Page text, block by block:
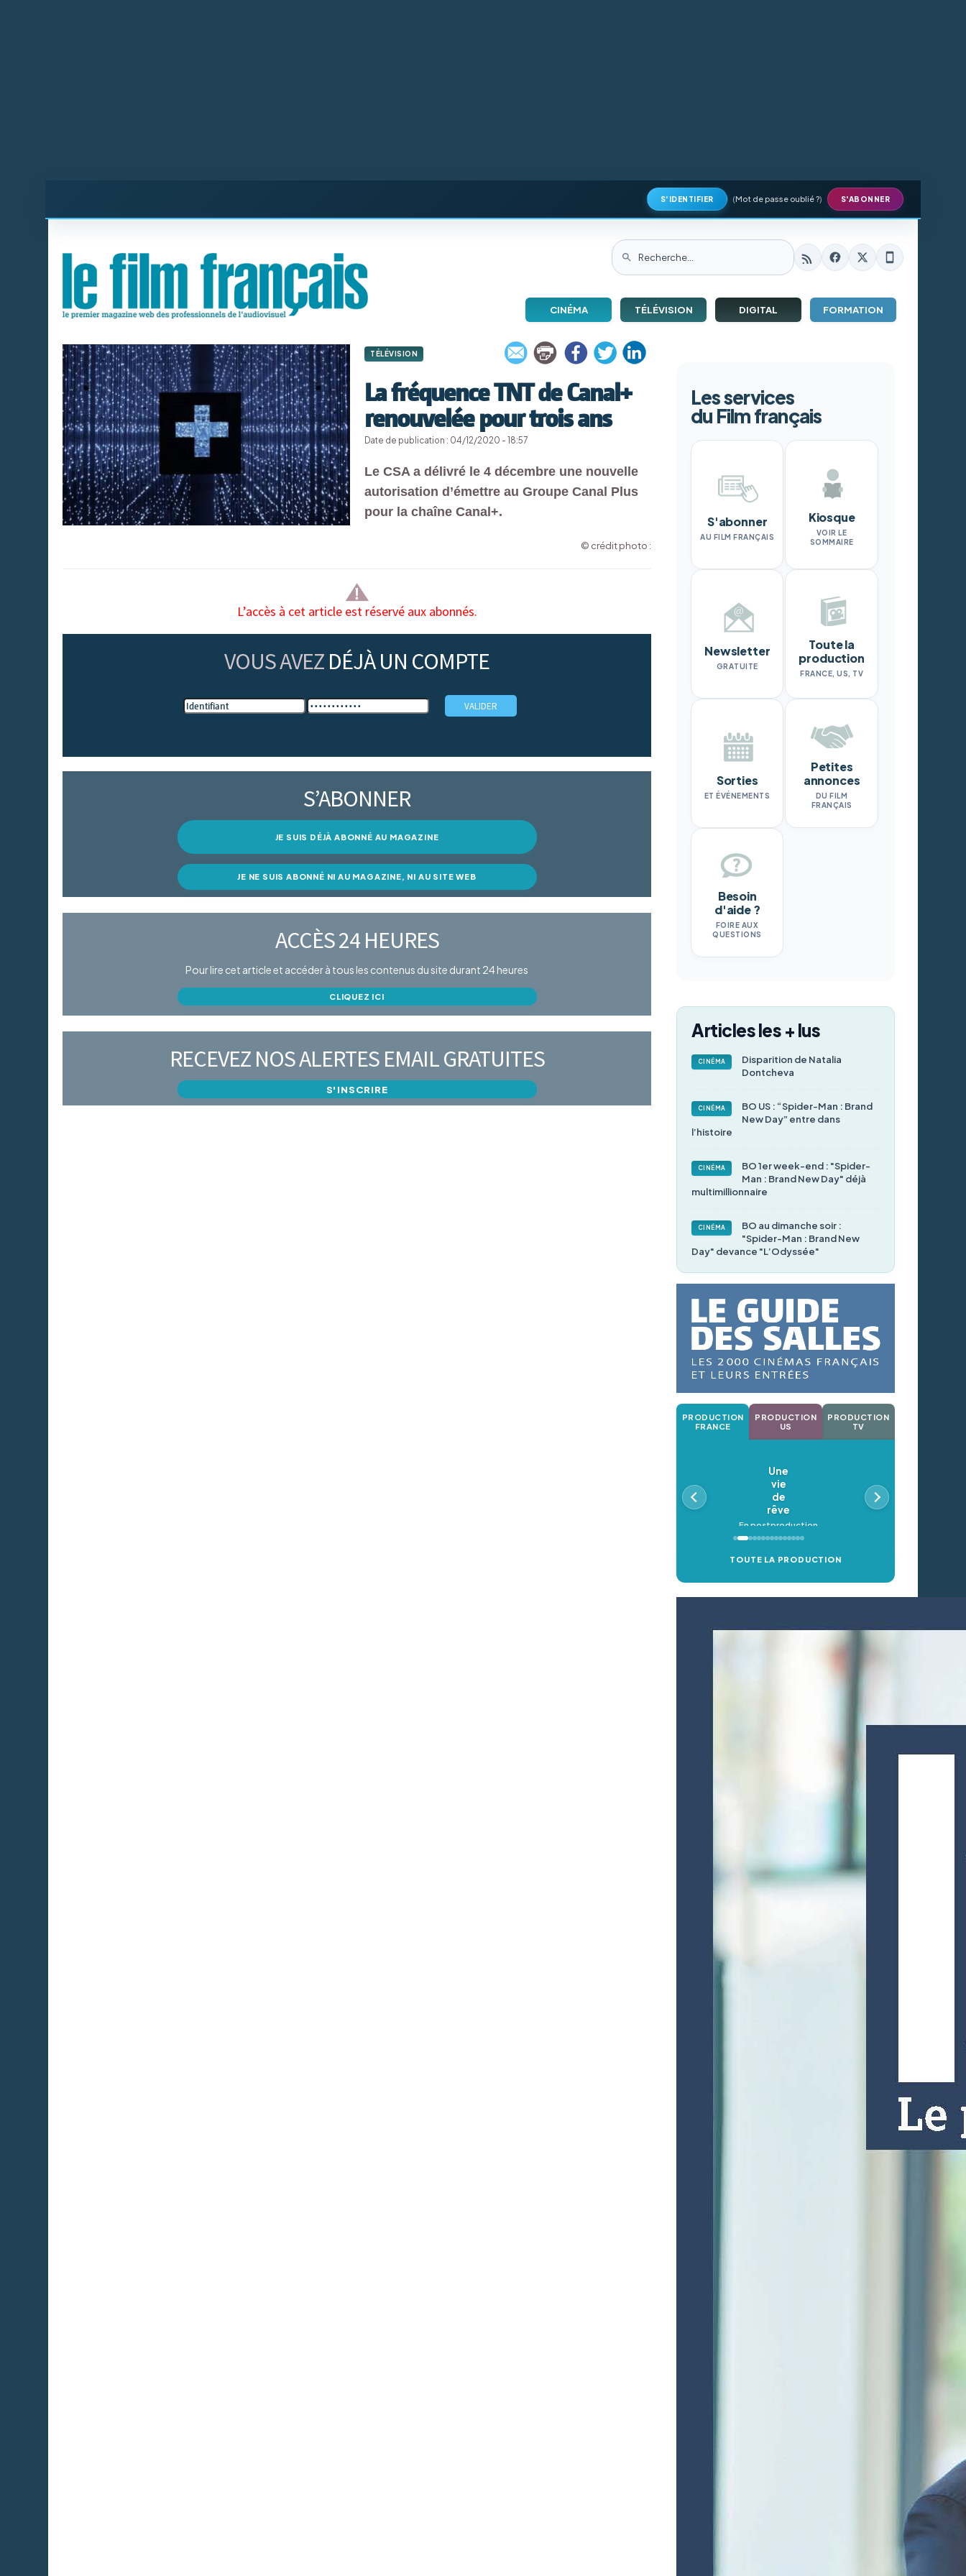
S'IDENTIFIER (Mot de passe oublié ?) S'ABONNER
CINÉMA TÉLÉVISION DIGITAL FORMATION
TÉLÉVISION
La fréquence TNT de Canal+
renouvelée pour trois ans
Date de publication : 04/12/2020 - 18:57
Le CSA a délivré le 4 décembre une nouvelle
autorisation d’émettre au Groupe Canal Plus
pour la chaîne Canal+.
© crédit photo :
L’accès à cet article est réservé aux abonnés.
VOUS AVEZ DÉJÀ UN COMPTE
S’ABONNER
JE SUIS DÉJÀ ABONNÉ AU MAGAZINE
JE NE SUIS ABONNÉ NI AU MAGAZINE, NI AU SITE WEB
ACCÈS 24 HEURES
Pour lire cet article et accéder à tous les contenus du site durant 24 heures
CLIQUEZ ICI
RECEVEZ NOS ALERTES EMAIL GRATUITES
S'INSCRIRE
Les services
du Film français
S'abonner
AU FILM FRANÇAIS
Kiosque
VOIR LE
SOMMAIRE
Newsletter
GRATUITE
Toute la
production
FRANCE, US, TV
Sorties
ET ÉVÉNEMENTS
Petites
annonces
DU FILM
FRANÇAIS
Besoin
d'aide ?
FOIRE AUX
QUESTIONS
Articles les + lus
CINÉMA
Disparition de Natalia
Dontcheva
CINÉMA
BO US : “Spider-Man : Brand
New Day” entre dans
l’histoire
CINÉMA
BO 1er week-end : "Spider-
Man : Brand New Day" déjà
multimillionnaire
CINÉMA
BO au dimanche soir :
"Spider-Man : Brand New
Day" devance "L’Odyssée"
PRODUCTION
FRANCE
PRODUCTION
US
PRODUCTION
TV
Une
vie
de
rêve
En postproduction
TOUTE LA PRODUCTION